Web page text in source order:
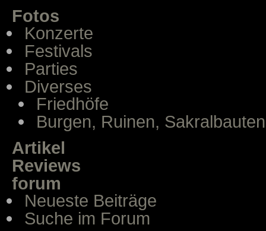
Fotos
Konzerte
Festivals
Parties
Diverses
Friedhöfe
Burgen, Ruinen, Sakralbauten
Artikel
Reviews
forum
Neueste Beiträge
Suche im Forum